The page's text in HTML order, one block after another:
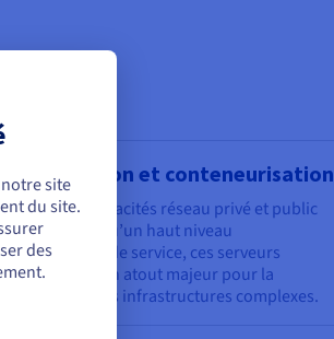
Virtualisation et conteneurisation
Grâce à des capacités réseau privé et public
accrues ainsi qu’un haut niveau
d’engagement de service, ces serveurs
représentent un atout majeur pour la
structure de vos infrastructures complexes.
un
site
du site.
des